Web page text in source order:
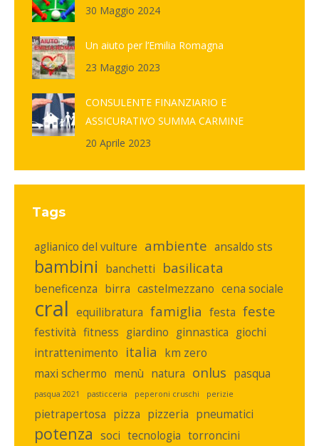
30 Maggio 2024
Un aiuto per l’Emilia Romagna
23 Maggio 2023
CONSULENTE FINANZIARIO E
ASSICURATIVO SUMMA CARMINE
20 Aprile 2023
Tags
aglianico del vulture ambiente ansaldo sts
bambini banchetti basilicata
beneficenza birra castelmezzano cena sociale
cral equilibratura famiglia festa feste
festività fitness giardino ginnastica giochi
intrattenimento italia km zero
maxi schermo menù natura onlus pasqua
pasqua 2021 pasticceria peperoni cruschi perizie
pietrapertosa pizza pizzeria pneumatici
potenza soci tecnologia torroncini